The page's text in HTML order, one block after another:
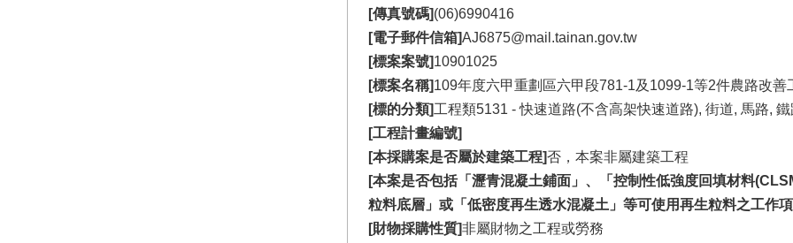
[傳真號碼](06)6990416
[電子郵件信箱]AJ6875@mail.tainan.gov.tw
[標案案號]10901025
[標案名稱]109年度六甲重劃區六甲段781-1及1099-1等2件農路改善
[標的分類]工程類5131 - 快速道路(不含高架快速道路), 街道, 馬路,
[工程計畫編號]
[本採購案是否屬於建築工程]否，本案非屬建築工程
[本案是否包括「瀝青混凝土鋪面」、「控制性低強度回填材料
粒料底層」或「低密度再生透水混凝土」等可使用再生粒料之工作
[財物採購性質]非屬財物之工程或勞務